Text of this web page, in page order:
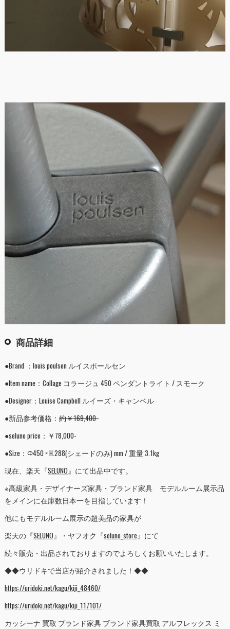
商品詳細
●Brand ：louis poulsen ルイスポールセン
●Item name：Collage コラージュ 450 ペンダントライト / スモーク
●Designer：Louise Campbell ルイーズ・キャンベル
●新品参考価格： 約￥169,400-
●seluno price：￥78,000-
●Size：Φ450 × H.288(シェードのみ) mm / 重量 3.1kg
現在、楽天『SELUNO』にて出品中です。
※高級家具・デザイナーズ家具・ブランド家具 モデルルーム展示品
をメインに在庫数日本一を目指しています！
他にもモデルルーム展示の超美品の家具が
楽天の『SELUNO』・ヤフオク『seluno_store』にて
続々販売・出品されておりますのでよろしくお願いいたします。
◆◆ウリドキで当店が紹介されました！◆◆
https://uridoki.net/kagu/kiji_48460/
https://uridoki.net/kagu/kiji_117101/
カッシーナ 買取 ブランド家具 ブランド家具買取 アルフレックス ミ